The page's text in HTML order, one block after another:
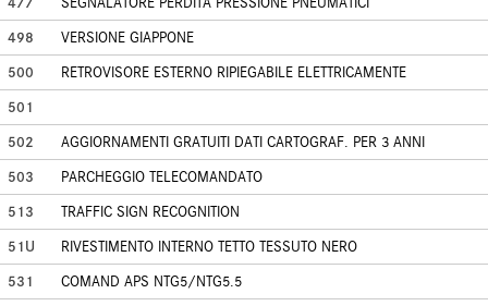
498
VERSIONE GIAPPONE
500
RETROVISORE ESTERNO RIPIEGABILE ELETTRICAMENTE
501
502
AGGIORNAMENTI GRATUITI DATI CARTOGRAF. PER 3 ANNI
503
PARCHEGGIO TELECOMANDATO
513
TRAFFIC SIGN RECOGNITION
51U
RIVESTIMENTO INTERNO TETTO TESSUTO NERO
531
COMAND APS NTG5/NTG5.5